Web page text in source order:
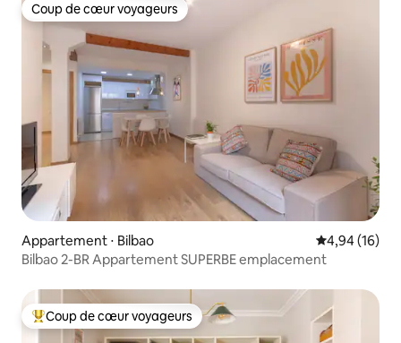
Coup de cœur voyageurs
Coup de cœur voyageurs
Appartement ⋅ Bilbao Évaluation
4,94 (16)
Bilbao 2-BR Appartement SUPERBE emplacement
Coups de cœur voyageurs les plus appréciés
Coup de cœur voyageurs